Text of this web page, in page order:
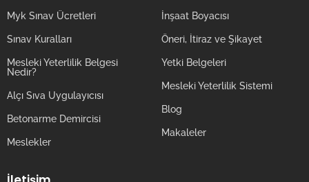
Myk Sınav Ücretleri
Sınav Kuralları
Mesleki Yeterlilik Belgesi
Nedir?
Alçı Sıva Uygulayıcısı
Betonarme Demircisi
Meslekler
İnşaat Boyacısı
Öneri, İtiraz ve Şikayet
Yetki Belgeleri
Mesleki Yeterlilik Sistemi
Blog
Makaleler